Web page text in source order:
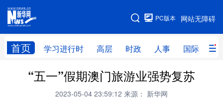
网站无障碍
PC版本
首页 学习进行时 高层 时政 人事 国际 财
网站地图
学习进行时 高层 时政 人事
财经 网评
“五一”假期澳门旅游业强势复苏
2023-05-04 23:59:12 来源： 新华网